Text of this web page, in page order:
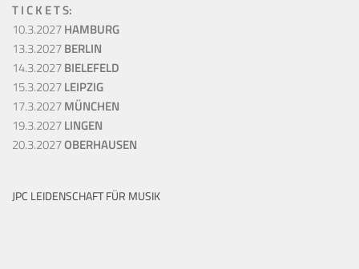
T I C K E T S:
10.3.2027HAMBURG
13.3.2027BERLIN
14.3.2027BIELEFELD
15.3.2027LEIPZIG
17.3.2027MÜNCHEN
19.3.2027LINGEN
20.3.2027OBERHAUSEN
JPC LEIDENSCHAFT FÜR MUSIK